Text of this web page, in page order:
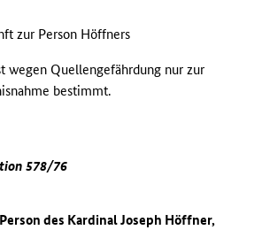
zur Person Höffners
wegen Quellengefährdung nur zur
bestimmt.
578/76
des Kardinal Joseph Höffner,